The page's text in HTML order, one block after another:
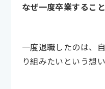
なぜ一度卒業するこ
一度退職したのは、
り組みたいという想